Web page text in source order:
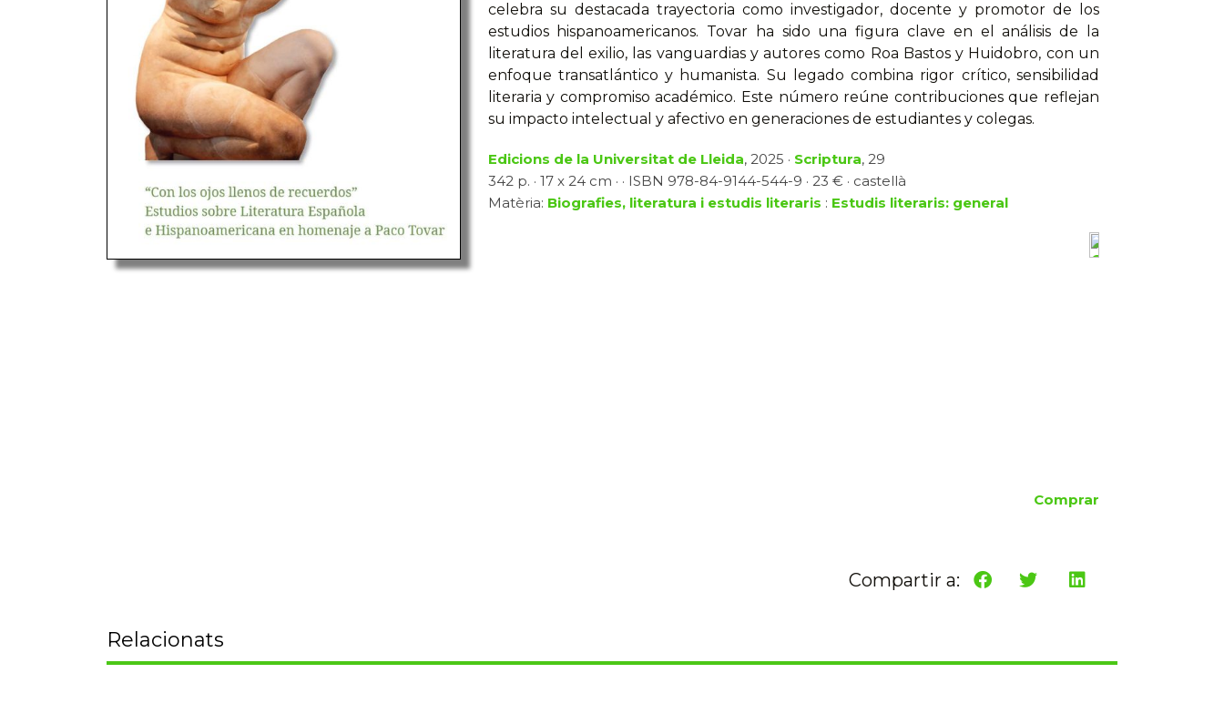
celebra su destacada trayectoria como investigador, docente y promotor de los
estudios hispanoamericanos. Tovar ha sido una figura clave en el análisis de la
literatura del exilio, las vanguardias y autores como Roa Bastos y Huidobro, con un
enfoque transatlántico y humanista. Su legado combina rigor crítico, sensibilidad
literaria y compromiso académico. Este número reúne contribuciones que reflejan
su impacto intelectual y afectivo en generaciones de estudiantes y colegas.
Edicions de la Universitat de Lleida, 2025 · Scriptura, 29
342 p. · 17 x 24 cm · · ISBN 978-84-9144-544-9 · 23 € · castellà
Matèria: Biografies, literatura i estudis literaris : Estudis literaris: general
Comprar
Compartir a:
Relacionats